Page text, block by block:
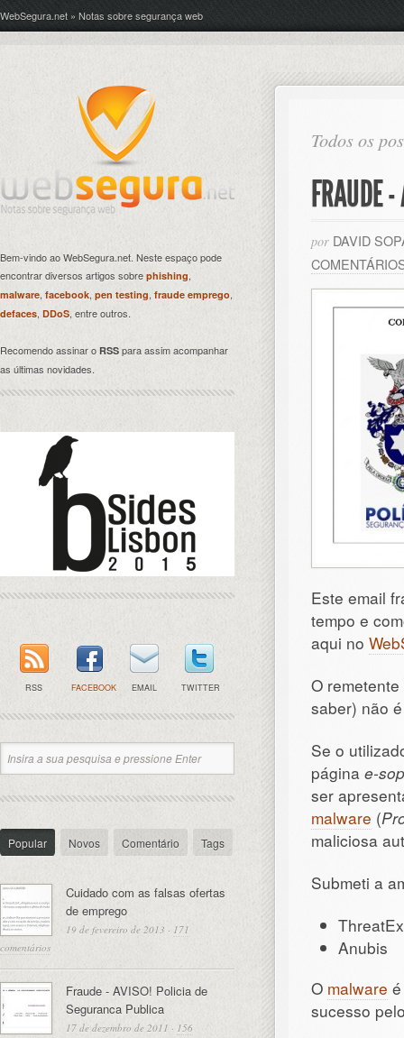
WebSegura.net » Notas sobre segurança web
Todos os
FRAUDE
por DAVID
Este email
tempo e
aqui no
O remetente
saber) não
Se o
página e-
ser
malware (
maliciosa
Submeti a
Anubis
O malware
sucesso
Bem-vindo ao WebSegura.net. Neste espaço pode
encontrar diversos artigos sobre phishing,
malware, facebook, pen testing fraude emprego,
defaces, DDoS, entre outros.
Recomendo assinar o RSS para assim acompanhar
as últimas novidades.
RSS FACEBOOK EMAIL TWITTER
Popular Novos Comentário Tags
Cuidado com as falsas ofertas
de emprego
19 de fevereiro de 2013 · 171
comentários
Fraude - AVISO! Policia de
Seguranca Publica
17 de dezembro de 2011 · 156